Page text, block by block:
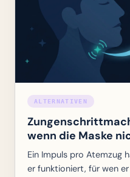
ALTERNATIVEN
wenn die Maske
Ein Impuls pro Atemzug
er funktioniert, für wen